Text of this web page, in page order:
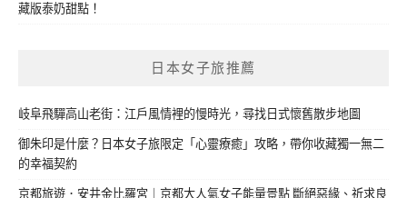
藏版泰奶甜點！
日本女子旅推薦
岐阜飛驒高山老街：江戶風情裡的慢時光，尋找日式懷舊散步地圖
御朱印是什麼？日本女子旅限定「心靈療癒」攻略，帶你收藏獨一無二
的幸福契約
京都旅遊．安井金比羅宮｜京都大人氣女子能量景點 斷絕惡緣、祈求良